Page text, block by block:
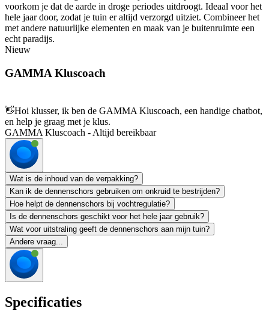
voorkom je dat de aarde in droge periodes uitdroogt. Ideaal voor het
hele jaar door, zodat je tuin er altijd verzorgd uitziet. Combineer het
met andere natuurlijke elementen en maak van je buitenruimte een
echt paradijs.
Nieuw
GAMMA Kluscoach
👋Hoi klusser, ik ben de GAMMA Kluscoach, een handige chatbot,
en help je graag met je klus.
GAMMA Kluscoach - Altijd bereikbaar
Wat is de inhoud van de verpakking?
Kan ik de dennenschors gebruiken om onkruid te bestrijden?
Hoe helpt de dennenschors bij vochtregulatie?
Is de dennenschors geschikt voor het hele jaar gebruik?
Wat voor uitstraling geeft de dennenschors aan mijn tuin?
Andere vraag...
Specificaties